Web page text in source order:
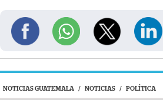
NOTICIAS GUATEMALA / NOTICIAS / POLÍTICA